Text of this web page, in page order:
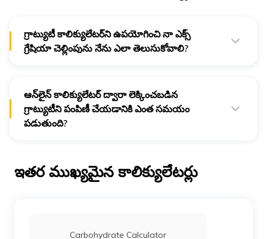
గ్రాట్యుటీ కాలిక్యులేటర్‌ని ఉపయోగించి నా ఎక్స్
గ్రేషియా చెల్లింపును నేను ఎలా తెలుసుకోవాలి?
ఆన్‌లైన్ కాలిక్యులేటర్ ద్వారా లెక్కించబడిన
గ్రాట్యుటీని పంపిణీ చేయడానికి ఎంత సమయం
పడుతుంది?
ఇతర ముఖ్యమైన కాలిక్యులేటర్లు
Carbohydrate Calculator